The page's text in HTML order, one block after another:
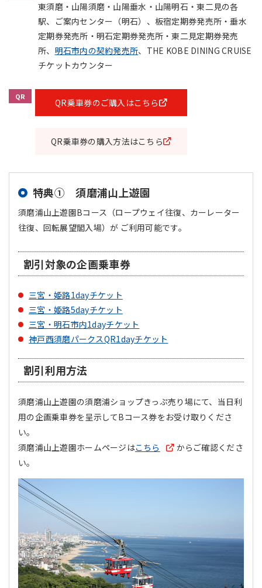
東須磨・山陽須磨・山陽垂水・山陽明石・東二見の各
駅、ご案内センター（明石）、板宿定期券発売所・垂水
定期券発売所・明石定期券発売所・東二見定期券発売
所、 明石市内の契約発売所、THE KOBE DINING CRUISE
チケットカウンター
QR
QR乗車券のご購入はこちら
QR乗車券の購入方法はこちら
特典① 須磨浦山上遊園
須磨浦山上遊園Bコース（ロープウェイ往復、カーレーター
往復、回転展望閣入場）が ご利用可能です。
割引対象の企画乗車券
三宮・姫路1dayチケット
三宮・姫路5dayチケット
三宮・明石市内1dayチケット
神戸西須磨パークスQR1dayチケット
割引利用方法
須磨浦山上遊園の須磨浦ショップきっぷ売り場にて、当日利
用の企画乗車券を呈示してBコース券をお受け取りくださ
い。
須磨浦山上遊園ホームページはこちら
からご確認くださ
い。